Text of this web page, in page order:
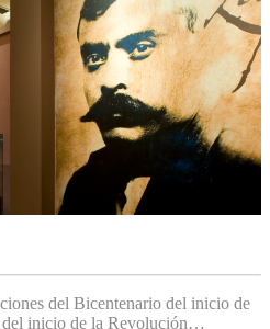
del Bicentenario del inicio de
del inicio de la Revolución…